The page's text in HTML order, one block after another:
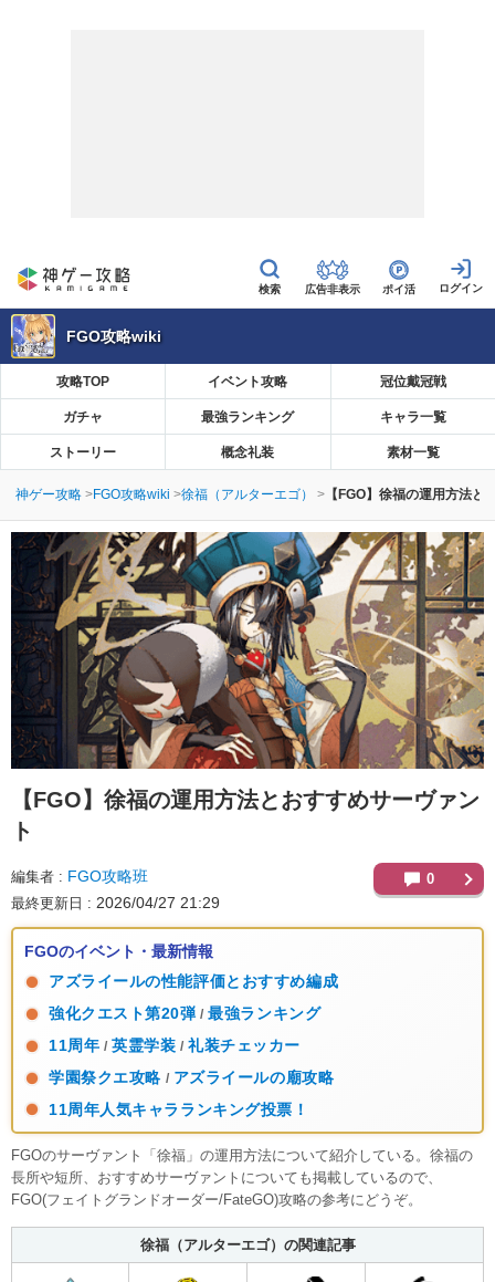
広告非表示 ポイ活
FGO攻略wiki
攻略TOP イベント攻略 冠位戴冠戦
ガチャ 最強ランキング キャラ一覧
ストーリー 概念礼装 素材一覧
神ゲー攻略 FGO攻略wiki 徐福（アルターエゴ） 【FGO】徐福の運用方法と
【FGO】 徐福の運用方法とおすすめサーヴァン
ト
編集者 FGO攻略班
最終更新日 2026/04/27 21:29
0
FGOのイベント・最新情報
アズライールの性能評価とおすすめ編成
強化クエスト第20弾 / 最強ランキング
11周年 / 英霊学装 / 礼装チェッカー
学園祭クエ攻略 / アズライールの廟攻略
11周年人気キャラランキング投票！
FGOのサーヴァント「徐福」の運用方法について紹介している。徐福の
長所や短所、おすすめサーヴァントについても掲載しているので、
FGO(フェイトグランドオーダー/FateGO)攻略の参考にどうぞ。
徐福（アルターエゴ）の関連記事